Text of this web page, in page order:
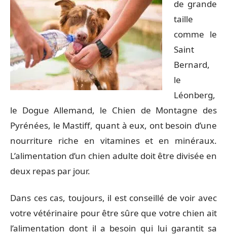
de grande
taille
comme le
Saint
Bernard,
le
Léonberg,
le Dogue Allemand, le Chien de Montagne des
Pyrénées, le Mastiff, quant à eux, ont besoin d’une
nourriture riche en vitamines et en minéraux.
L’alimentation d’un chien adulte doit être divisée en
deux repas par jour.
Dans ces cas, toujours, il est conseillé de voir avec
votre vétérinaire pour être sûre que votre chien ait
l’alimentation dont il a besoin qui lui garantit sa